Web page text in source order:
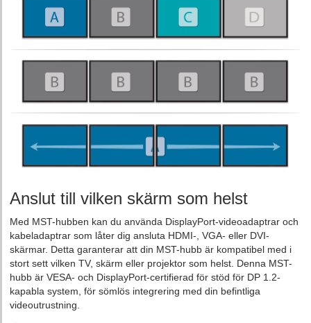
Anslut till vilken skärm som helst
Med MST-hubben kan du använda DisplayPort-videoadaptrar och
kabeladaptrar som låter dig ansluta HDMI-, VGA- eller DVI-
skärmar. Detta garanterar att din MST-hubb är kompatibel med i
stort sett vilken TV, skärm eller projektor som helst. Denna MST-
hubb är VESA- och DisplayPort-certifierad för stöd för DP 1.2-
kapabla system, för sömlös integrering med din befintliga
videoutrustning.